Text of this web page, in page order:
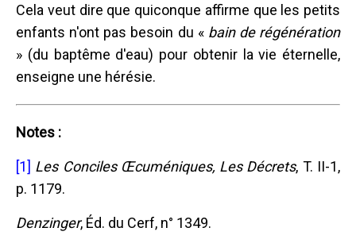
Cela veut dire que quiconque affirme que les petits
enfants n'ont pas besoin du « bain de régénération
» (du baptême d'eau) pour obtenir la vie éternelle,
enseigne une hérésie.
Notes :
[1] Les Conciles Œcuméniques, Les Décrets, T. II-1,
p. 1179.
Denzinger, Éd. du Cerf, n° 1349.